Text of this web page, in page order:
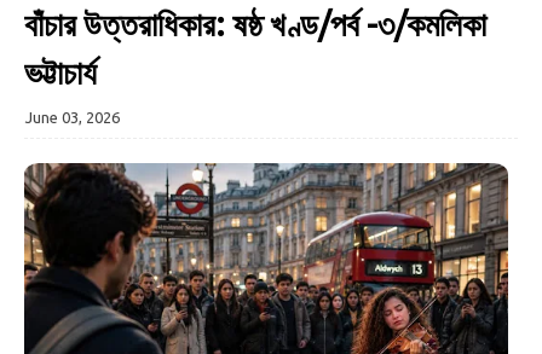
বাঁচার উত্তরাধিকার: ষষ্ঠ খণ্ড/পর্ব -৩/কমলিকা
ভট্টাচার্য
June 03, 2026